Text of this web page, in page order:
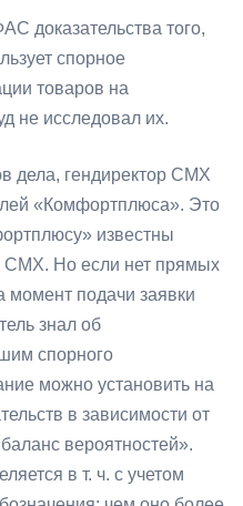
доказательства того,
спорное
товаров на
не исследовал их.
дела, гендиректор СМХ
«Комфортплюса». Это
известны
СМХ. Но если нет прямых
момент подачи заявки
знал об
спорного
можно установить на
в зависимости от
вероятностей».
в т. ч. с учетом